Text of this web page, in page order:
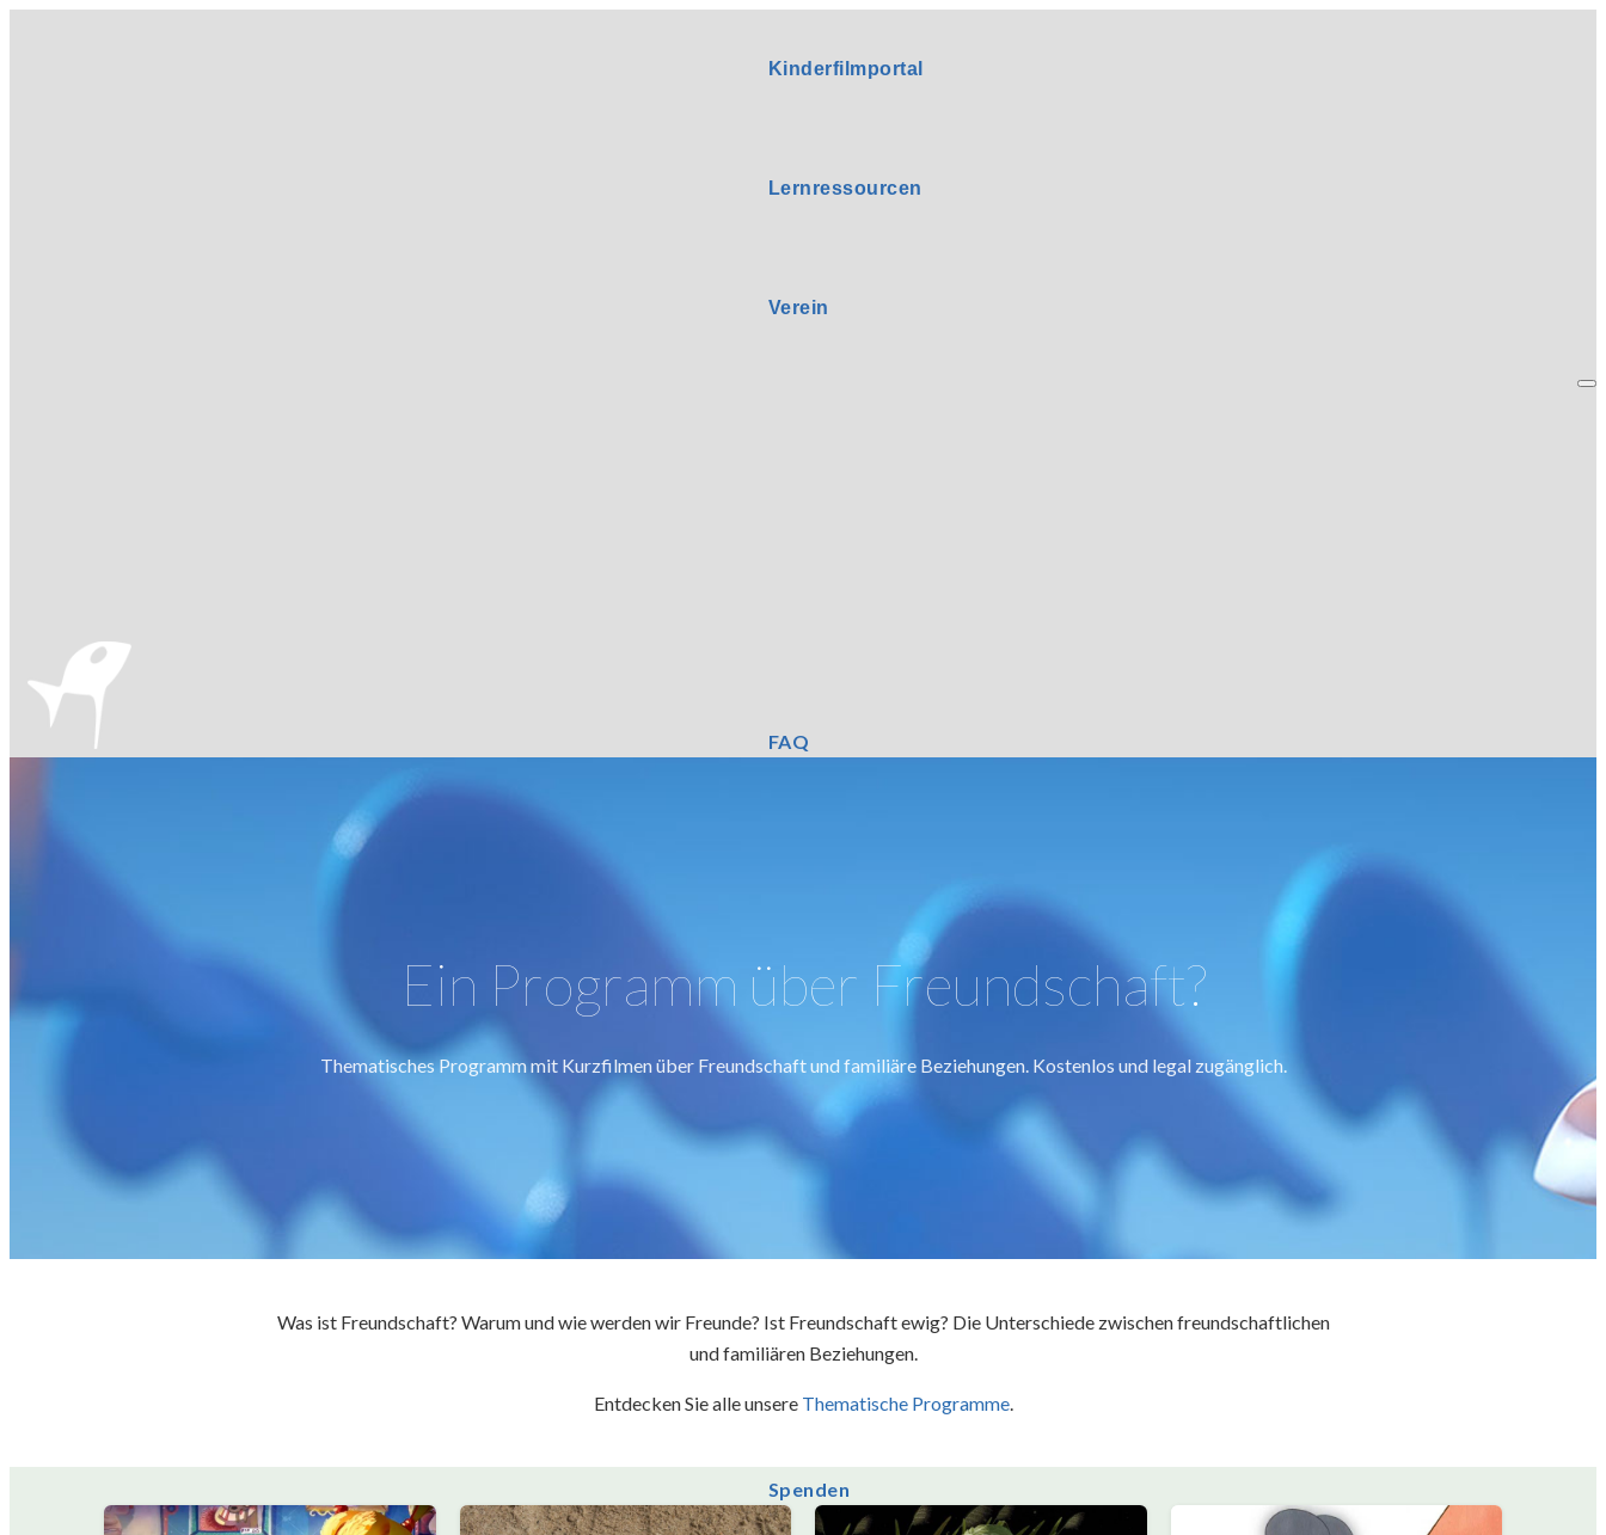
Kinderfilmportal
Lernressourcen
Verein
FAQ
Spenden
Ein Programm über Freundschaft?
Thematisches Programm mit Kurzfilmen über Freundschaft und familiäre Beziehungen. Kostenlos und legal zugänglich.
Was ist Freundschaft? Warum und wie werden wir Freunde? Ist Freundschaft ewig? Die Unterschiede zwischen freundschaftlichen
und familiären Beziehungen.
Entdecken Sie alle unsere Thematische Programme.